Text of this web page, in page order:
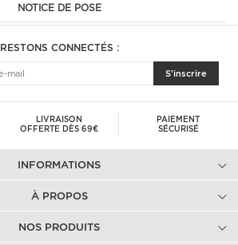
NOTICE DE POSE
RESTONS CONNECTÉS :
S'inscrire
LIVRAISON
OFFERTE DÈS 69€
PAIEMENT
SÉCURISÉ
INFORMATIONS
À PROPOS
NOS PRODUITS